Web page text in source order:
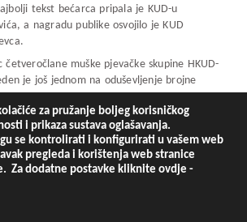
tekst bećarca pripala je KUD-u
a nagradu publike osvojilo je KUD
četveročlane muške pjevačke skupine HKUD-
je još jednom na oduševljenje brojne
na aktualne teme u državi te odnose
su ga Ivan Starčević i Ivan Delač. Kao
manifestacije, ovo nije prvi put da članovi
nagrade na ovom natjecanju, dobitnici su
večeri bećarca te prve nagrade na 7. večeri
za pružanje boljeg korisničkog
i prikaza sustava oglašavanja.
se kontrolirati i konfigurirati u vašem web
pregleda i korištenja web stranice
Za dodatne postavke kliknite ovdje -